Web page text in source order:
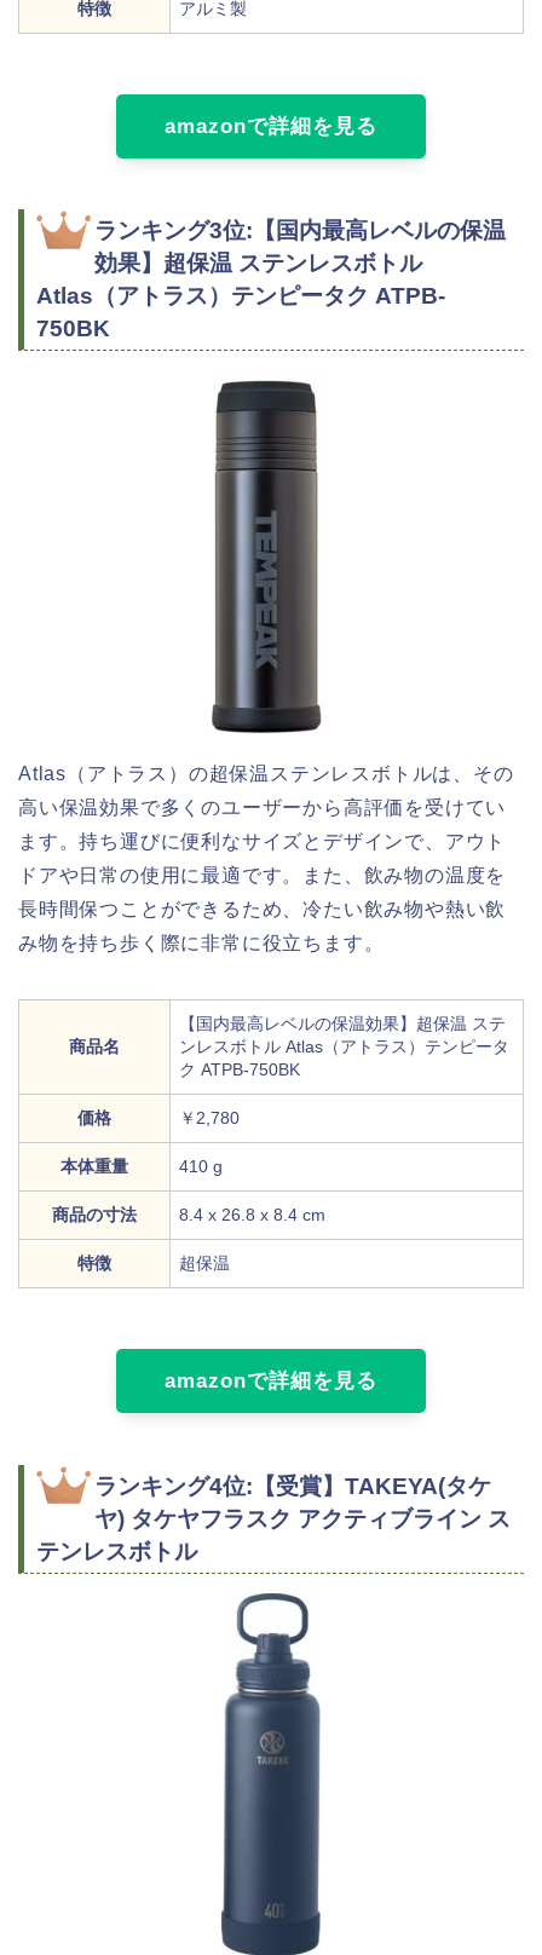
特徴 アルミ製
amazonで詳細を見る
ランキング3位:【国内最高レベルの保温
効果】超保温 ステンレスボトル
Atlas（アトラス）テンピータク ATPB-
750BK
Atlas（アトラス）の超保温ステンレスボトルは、その
高い保温効果で多くのユーザーから高評価を受けてい
ます。持ち運びに便利なサイズとデザインで、アウト
ドアや日常の使用に最適です。また、飲み物の温度を
長時間保つことができるため、冷たい飲み物や熱い飲
み物を持ち歩く際に非常に役立ちます。
商品名
【国内最高レベルの保温効果】超保温 ステ
ンレスボトル Atlas（アトラス）テンピータ
ク ATPB-750BK
価格 ￥2,780
本体重量 410 g
商品の寸法 ‎8.4 x 26.8 x 8.4 cm
特徴 超保温
amazonで詳細を見る
ランキング4位:【受賞】TAKEYA(タケ
ヤ) タケヤフラスク アクティブライン ス
テンレスボトル